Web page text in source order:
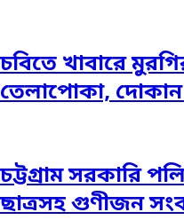
চবিতে খাবারে
তেলাপোকা, দোকান
চট্টগ্রাম সরকারি
ছাত্রসহ গুণীজন